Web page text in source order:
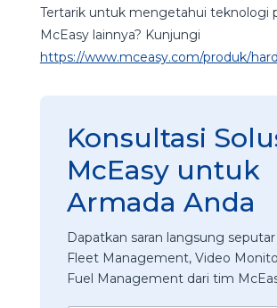
Tertarik untuk mengetahui teknologi
McEasy lainnya? Kunjungi
https://www.mceasy.com/produk/
Konsultasi
McEasy untuk
Armada Anda
Dapatkan saran langsung seputar
Fleet Management, Video
Fuel Management dari tim